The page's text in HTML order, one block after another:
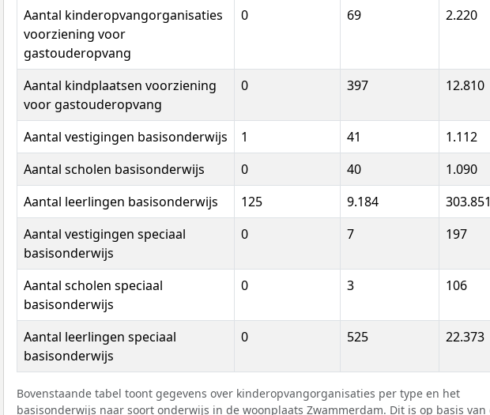
Aantal kinderopvangorganisaties
voorziening voor
gastouderopvang
0 69 2.220
Aantal kindplaatsen voorziening
voor gastouderopvang
0 397 12.810
Aantal vestigingen basisonderwijs 1 41
1.112
Aantal scholen basisonderwijs
0 40
1.090
Aantal leerlingen basisonderwijs
125 9.184
303.851
Aantal vestigingen speciaal
basisonderwijs
0 7 197
Aantal scholen speciaal
basisonderwijs
0 3 106
Aantal leerlingen speciaal
basisonderwijs
0 525 22.373
Bovenstaande tabel toont gegevens over kinderopvangorganisaties per type en het
basisonderwijs naar soort onderwijs in de woonplaats Zwammerdam. Dit is op basis van